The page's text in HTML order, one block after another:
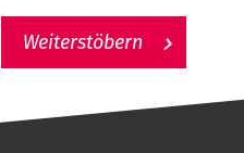
Weiterstöbern